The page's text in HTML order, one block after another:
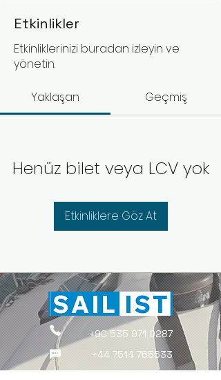
Etkinlikler
Etkinliklerinizi buradan izleyin ve
yönetin.
Yaklaşan Geçmiş
Henüz bilet veya LCV yok
Etkinliklere Göz At
+90 535 971 0287
+44 7514 765633